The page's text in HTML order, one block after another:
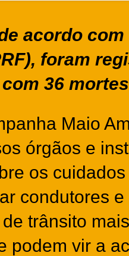
acordo
foram
36
Maio
órgãos e
os
condutores
trânsito
podem vir a